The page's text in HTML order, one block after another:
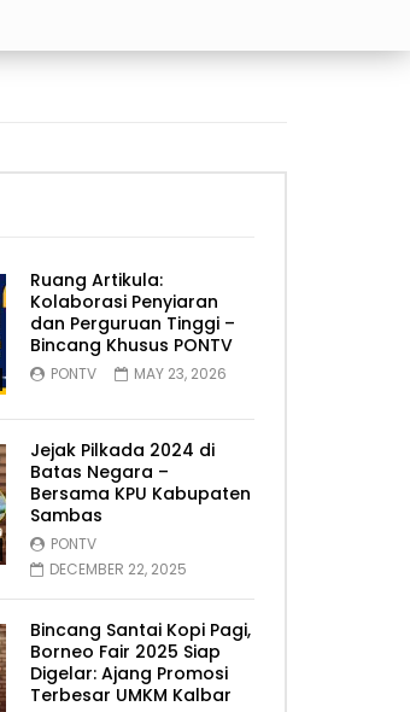
Ruang Artikula:
Kolaborasi Penyiaran
dan Perguruan Tinggi –
Bincang Khusus PONTV
PONTV MAY 23, 2026
Jejak Pilkada 2024 di
Batas Negara –
Bersama KPU Kabupaten
Sambas
PONTV
DECEMBER 22, 2025
Bincang Santai Kopi Pagi,
Borneo Fair 2025 Siap
Digelar: Ajang Promosi
Terbesar UMKM Kalbar